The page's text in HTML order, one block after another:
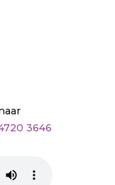
3646